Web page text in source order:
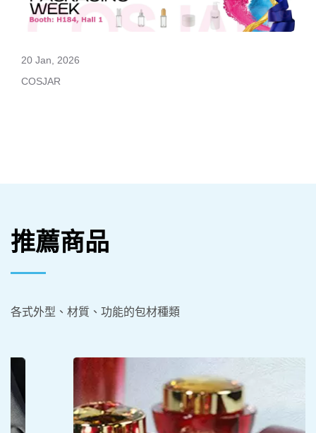
20 Jan, 2026
COSJAR
推薦商品
各式外型、材質、功能的包材種類